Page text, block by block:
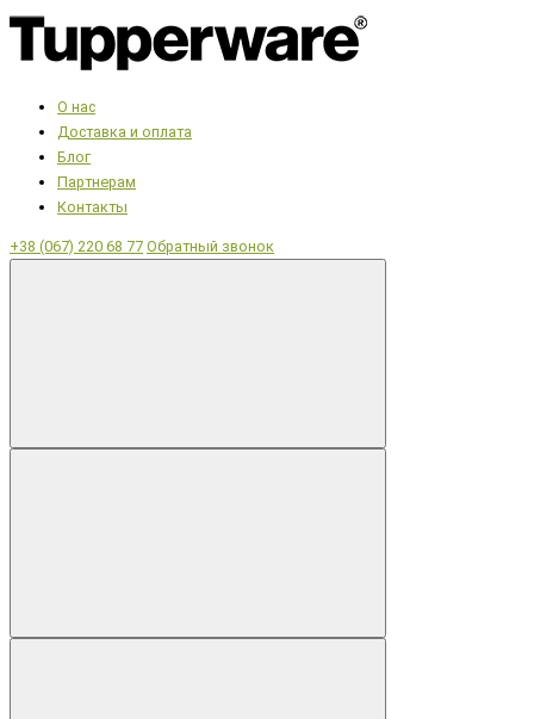
О нас
Доставка и оплата
Блог
Партнерам
Контакты
+38 (067) 220 68 77 Обратный звонок